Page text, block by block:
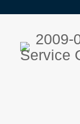
2009-
Service